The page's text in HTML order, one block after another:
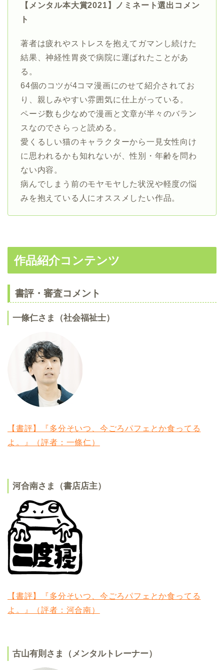
【メンタル本大賞2021】ノミネート選出コメン
ト
著者は疲れやストレスを抱えてガマンし続けた
結果、神経性胃炎で病院に運ばれたことがあ
る。
64個のコツが4コマ漫画にのせて紹介されてお
り、親しみやすい雰囲気に仕上がっている。
ページ数も少なめで漫画と文章が半々のバラン
スなのでさらっと読める。
愛くるしい猫のキャラクターから一見女性向け
に思われるかも知れないが、性別・年齢を問わ
ない内容。
病んでしまう前のモヤモヤした状況や軽度の悩
みを抱えている人にオススメしたい作品。
作品紹介コンテンツ
書評・審査コメント
一條仁さま（社会福祉士）
【書評】『多分そいつ、今ごろパフェとか食ってる
よ。』（評者：一條仁）
河合南さま（書店店主）
【書評】『多分そいつ、今ごろパフェとか食ってる
よ。』（評者：河合南）
古山有則さま（メンタルトレーナー）